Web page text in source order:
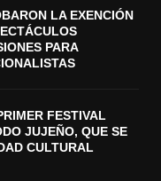
LA EXENCIÓN
PARA
FESTIVAL
JUJEÑO, QUE SE
CULTURAL